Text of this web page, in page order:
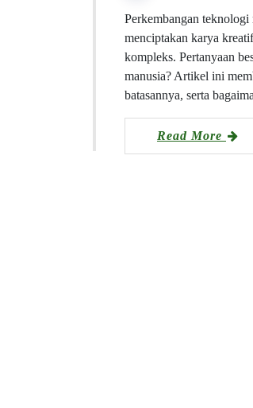
Perkembangan
menciptakan karya
kompleks. Pertanyaan
manusia? Artikel ini
batasannya, serta
Read More